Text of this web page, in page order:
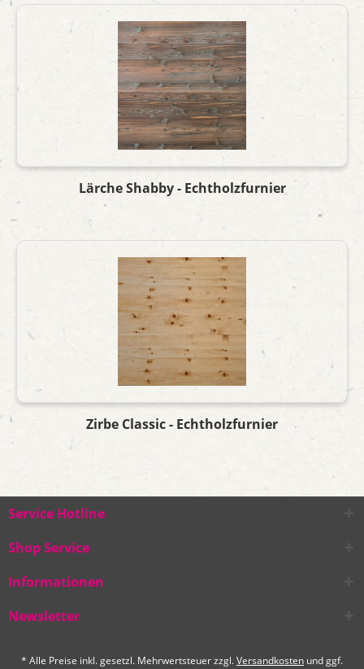
Lärche Shabby - Echtholzfurnier
Zirbe Classic - Echtholzfurnier
Service Hotline
Shop Service
Informationen
Newsletter
* Alle Preise inkl. gesetzl. Mehrwertsteuer zzgl.Versandkosten und ggf.